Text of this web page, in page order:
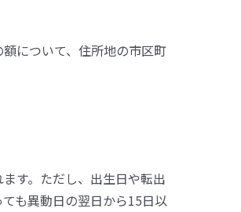
について、住所地の市区町
す。ただし、出生日や転出
も異動日の翌日から15日以